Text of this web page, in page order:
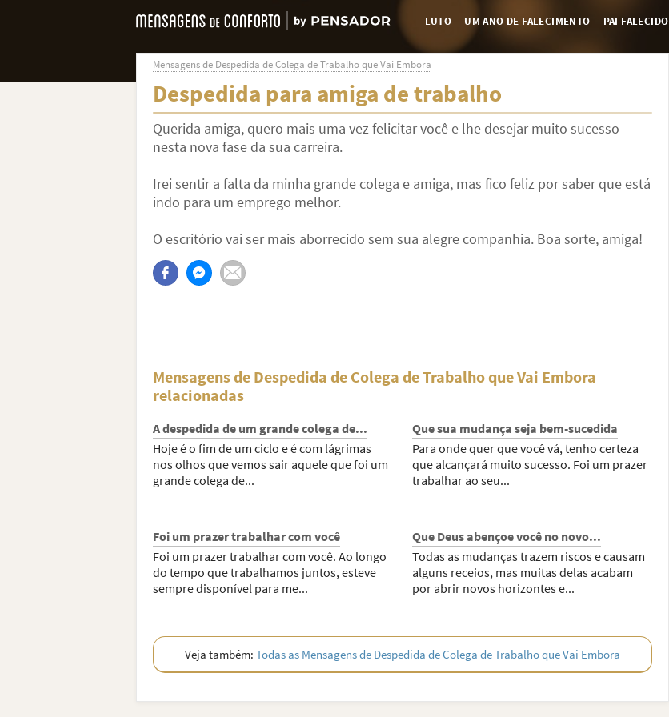
LUTO UM ANO DE FALECIMENTO PAI FALECIDO
Mensagens de Despedida de Colega de Trabalho que Vai Embora
Despedida para amiga de trabalho
Querida amiga, quero mais uma vez felicitar você e lhe desejar muito sucesso
nesta nova fase da sua carreira.
Irei sentir a falta da minha grande colega e amiga, mas fico feliz por saber que está
indo para um emprego melhor.
O escritório vai ser mais aborrecido sem sua alegre companhia. Boa sorte, amiga!
Mensagens de Despedida de Colega de Trabalho que Vai Embora
relacionadas
A despedida de um grande colega de...
Hoje é o fim de um ciclo e é com lágrimas
nos olhos que vemos sair aquele que foi um
grande colega de...
Que sua mudança seja bem-sucedida
Para onde quer que você vá, tenho certeza
que alcançará muito sucesso. Foi um prazer
trabalhar ao seu...
Foi um prazer trabalhar com você
Foi um prazer trabalhar com você. Ao longo
do tempo que trabalhamos juntos, esteve
sempre disponível para me...
Que Deus abençoe você no novo...
Todas as mudanças trazem riscos e causam
alguns receios, mas muitas delas acabam
por abrir novos horizontes e...
Veja também: Todas as Mensagens de Despedida de Colega de Trabalho que Vai Embora